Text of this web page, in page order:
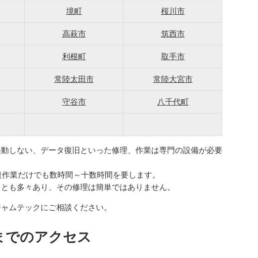
境町 桜川市
高萩市 筑西市
利根町 取手市
常陸太田市 常陸大宮市
守谷市 八千代町
しない、データ復旧といった修理、作業は専門の設備が必要
業だけでも数時間～十数時間を要します。
も多々あり、その修理は簡単ではありません。
ムテックにご相談ください。
でのアクセス